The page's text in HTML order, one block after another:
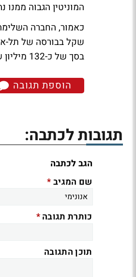
המוניטין הגבוה
בסך של כ-132 מיליון שקל, עם רווח נקי של כ-60.5 מיליון שקל והון עצמי של כ-686 מיליון שקל.
הוספת תגובה
תגובות לכתבה:
הגב לכתבה
שם המגיב*
כותרת תגובה*
תוכן התגובה